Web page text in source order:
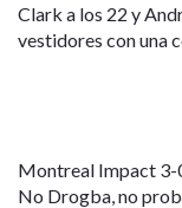
Clark a los 22 y
vestidores con una
Montreal Impact 3-
No Drogba, no